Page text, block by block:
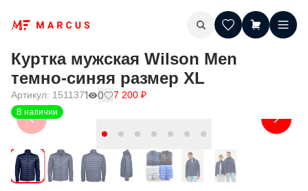
Куртка мужская Wilson Men
темно-синяя размер XL
Артикул: 1511371 0 7 200 ₽
В наличии